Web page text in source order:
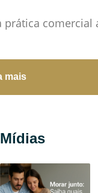
prática
mais
Mídias